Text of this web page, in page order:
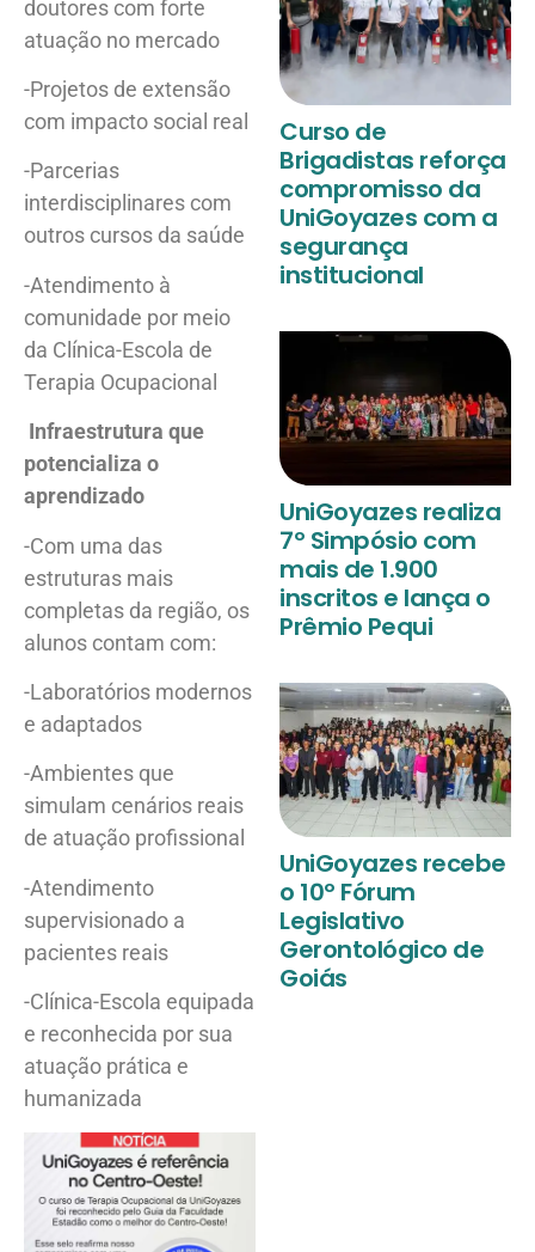
doutores com forte
atuação no mercado
-Projetos de extensão
com impacto social real
-Parcerias
interdisciplinares com
outros cursos da saúde
-Atendimento à
comunidade por meio
da Clínica-Escola de
Terapia Ocupacional
Infraestrutura que
potencializa o
aprendizado
-Com uma das
estruturas mais
completas da região, os
alunos contam com:
-Laboratórios modernos
e adaptados
-Ambientes que
simulam cenários reais
de atuação profissional
-Atendimento
supervisionado a
pacientes reais
-Clínica-Escola equipada
e reconhecida por sua
atuação prática e
humanizada
Curso de
Brigadistas reforça
compromisso da
UniGoyazes com a
segurança
institucional
UniGoyazes realiza
7º Simpósio com
mais de 1.900
inscritos e lança o
Prêmio Pequi
UniGoyazes recebe
o 10º Fórum
Legislativo
Gerontológico de
Goiás